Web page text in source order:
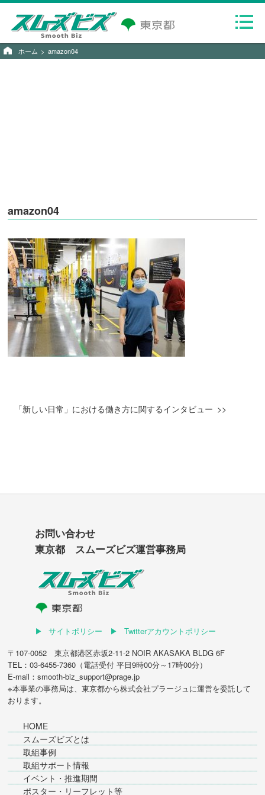
ホーム amazon04
amazon04
「新しい日常」における働き方に関するインタビュー
お問い合わせ
東京都 スムーズビズ運営事務局
サイトポリシー
Twitterアカウントポリシー
〒107-0052 東京都港区赤坂2-11-2 NOIR AKASAKA BLDG 6F
TEL：03-6455-7360（電話受付 平日9時00分～17時00分）
E-mail：smooth-biz_support@prage.jp
※本事業の事務局は、東京都から株式会社プラージュに運営を委託して
おります。
HOME
スムーズビズとは
取組事例
取組サポート情報
イベント・推進期間
ポスター・リーフレット等